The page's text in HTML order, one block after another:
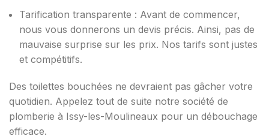
Tarification transparente : Avant de commencer,
nous vous donnerons un devis précis. Ainsi, pas de
mauvaise surprise sur les prix. Nos tarifs sont justes
et compétitifs.
Des toilettes bouchées ne devraient pas gâcher votre
quotidien. Appelez tout de suite notre société de
plomberie à Issy-les-Moulineaux pour un débouchage
efficace.